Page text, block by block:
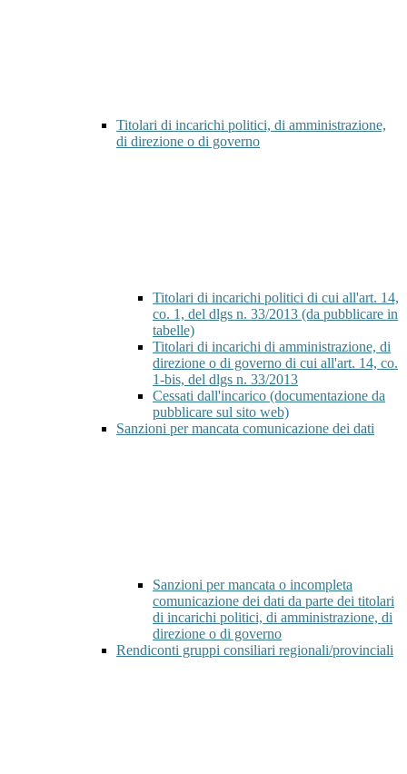
Titolari di incarichi politici, di amministrazione,
di direzione o di governo
Titolari di incarichi politici di cui all'art. 14,
co. 1, del dlgs n. 33/2013 (da pubblicare in
tabelle)
Titolari di incarichi di amministrazione, di
direzione o di governo di cui all'art. 14, co.
1-bis, del dlgs n. 33/2013
Cessati dall'incarico (documentazione da
pubblicare sul sito web)
Sanzioni per mancata comunicazione dei dati
Sanzioni per mancata o incompleta
comunicazione dei dati da parte dei titolari
di incarichi politici, di amministrazione, di
direzione o di governo
Rendiconti gruppi consiliari regionali/provinciali